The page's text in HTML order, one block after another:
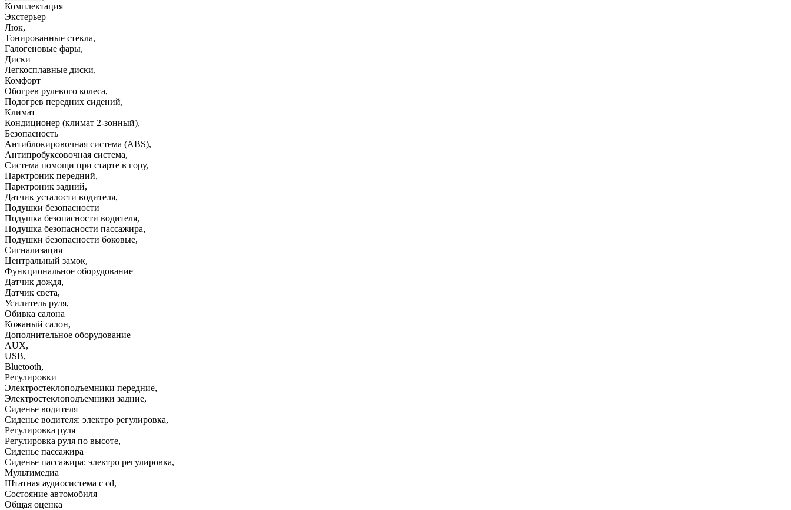
Комплектация
Экстерьер
Люк,
Тонированные стекла,
Галогеновые фары,
Диски
Легкосплавные диски,
Комфорт
Обогрев рулевого колеса,
Подогрев передних сидений,
Климат
Кондиционер (климат 2-зонный),
Безопасность
Антиблокировочная система (ABS),
Антипробуксовочная система,
Система помощи при старте в гору,
Парктроник передний,
Парктроник задний,
Датчик усталости водителя,
Подушки безопасности
Подушка безопасности водителя,
Подушка безопасности пассажира,
Подушки безопасности боковые,
Сигнализация
Центральный замок,
Функциональное оборудование
Датчик дождя,
Датчик света,
Усилитель руля,
Обивка салона
Кожаный салон,
Дополнительное оборудование
AUX,
USB,
Bluetooth,
Регулировки
Электростеклоподъемники передние,
Электростеклоподъемники задние,
Сиденье водителя
Сиденье водителя: электро регулировка,
Регулировка руля
Регулировка руля по высоте,
Сиденье пассажира
Сиденье пассажира: электро регулировка,
Мультимедиа
Штатная аудиосистема с cd,
Состояние автомобиля
Общая оценка